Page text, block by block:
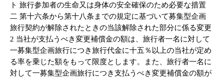
ト 旅行参加者の生命又は身体の安全確保のため必要な措置
二 第十六条から第十八条までの規定に基づいて募集型企画
旅行契約が解除されたときの当該解除された部分に係る変更
2 当社が支払うべき変更補償金の額は、旅行者一名に対して
一募集型企画旅行につき旅行代金に十五％以上の当社が定め
る率を乗じた額をもって限度とします。また、旅行者一名に
対して一募集型企画旅行につき支払うべき変更補償金の額が